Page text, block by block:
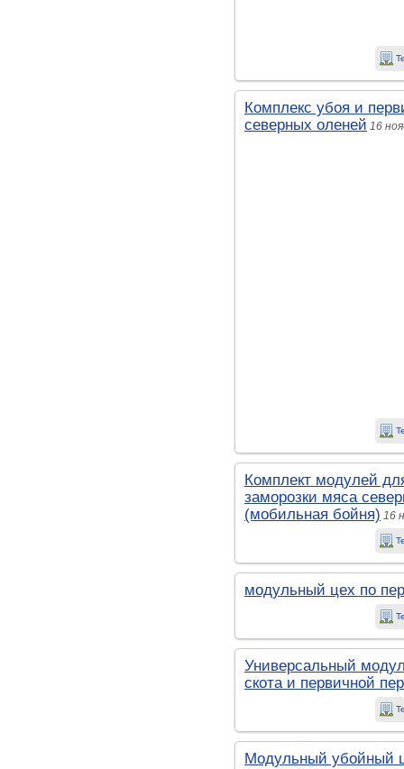
Комплекс убоя и
северных оленей 16
Комплект модулей
заморозки мяса
(мобильная бойня) 16
модульный цех по
Универсальный
скота и первичной
Модульный убойный